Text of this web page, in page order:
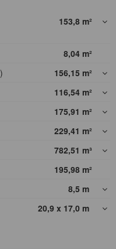
153,8 m²
8,04 m²
156,15 m²
116,54 m²
175,91 m²
229,41 m²
782,51 m³
195,98 m²
8,5 m
20,9 x 17,0 m